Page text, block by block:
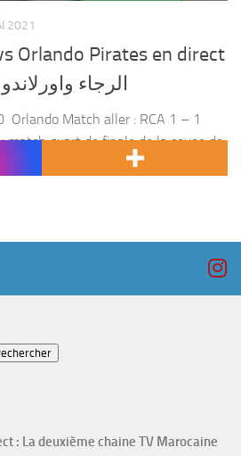
2021
Orlando Pirates en direct
الرجاء
Orlando Match aller : RCA 1 – 1
match quart de finale de la coupe de
affronte le...
: La deuxième chaine TV Marocaine